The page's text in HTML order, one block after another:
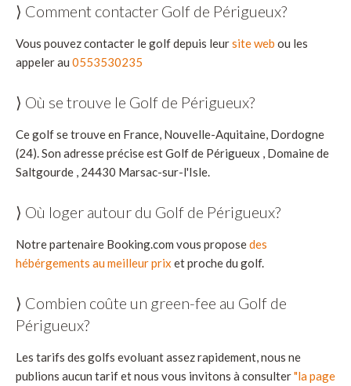
⟩ Comment contacter Golf de Périgueux?
Vous pouvez contacter le golf depuis leursite web ou les
appeler au 0553530235
⟩ Où se trouve le Golf de Périgueux?
Ce golf se trouve en France, Nouvelle-Aquitaine, Dordogne
(24). Son adresse précise est Golf de Périgueux , Domaine de
Saltgourde , 24430 Marsac-sur-l'Isle.
⟩ Où loger autour du Golf de Périgueux?
Notre partenaire Booking.com vous proposedes
hébérgements au meilleur prix et proche du golf.
⟩ Combien coûte un green-fee au Golf de
Périgueux?
Les tarifs des golfs evoluant assez rapidement, nous ne
publions aucun tarif et nous vous invitons à consulter"la page